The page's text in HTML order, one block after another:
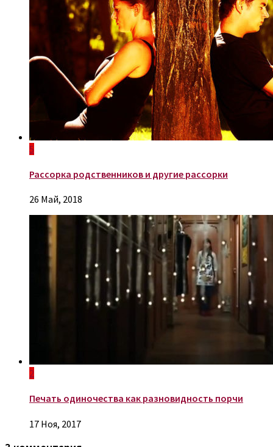
5
Рассорка родственников и другие рассорки
26 Май, 2018
2
Печать одиночества как разновидность порчи
17 Ноя, 2017